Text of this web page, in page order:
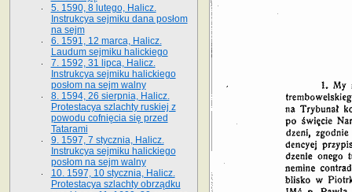
5. 1590, 8 lutego, Halicz.
Instrukcya sejmiku dana posłom
na sejm
6. 1591, 12 marca, Halicz.
Laudum sejmiku halickiego
7. 1592, 31 lipca, Halicz.
Instrukcya sejmiku halickiego
posłom na sejm walny
8. 1594, 26 sierpnia, Halicz.
Protestacya szlachty ruskiej z
powodu cofnięcia się przed
Tatarami
9. 1597, 7 stycznia, Halicz.
Instrukcya sejmiku halickiego
posłom na sejm walny
10. 1597, 10 stycznia, Halicz.
Protestacya szlachty obrządku